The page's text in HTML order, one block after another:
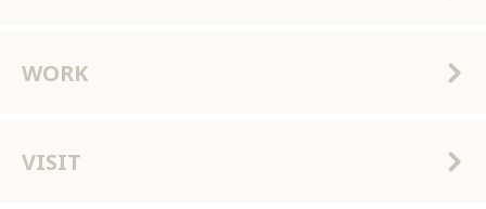
WORK
VISIT